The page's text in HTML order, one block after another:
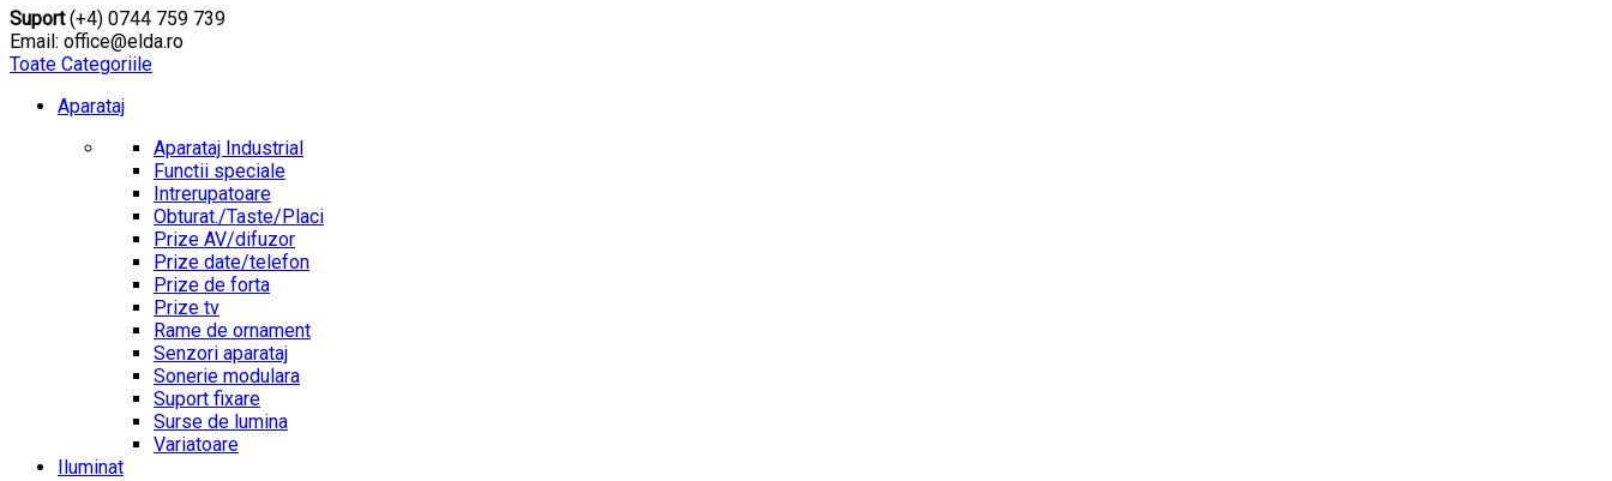
Suport(+4) 0744 759 739
Email: office@elda.ro
Toate Categoriile
Aparataj
Aparataj Industrial
Functii speciale
Intrerupatoare
Obturat./Taste/Placi
Prize AV/difuzor
Prize date/telefon
Prize de forta
Prize tv
Rame de ornament
Senzori aparataj
Sonerie modulara
Suport fixare
Surse de lumina
Variatoare
Iluminat